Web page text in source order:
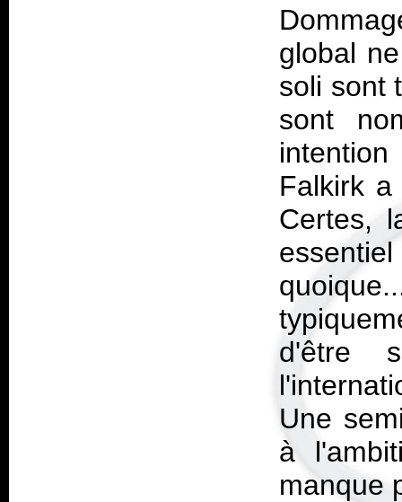
global
soli sont
sont
Falkirk
Certes,
d'être
Une
à
manque